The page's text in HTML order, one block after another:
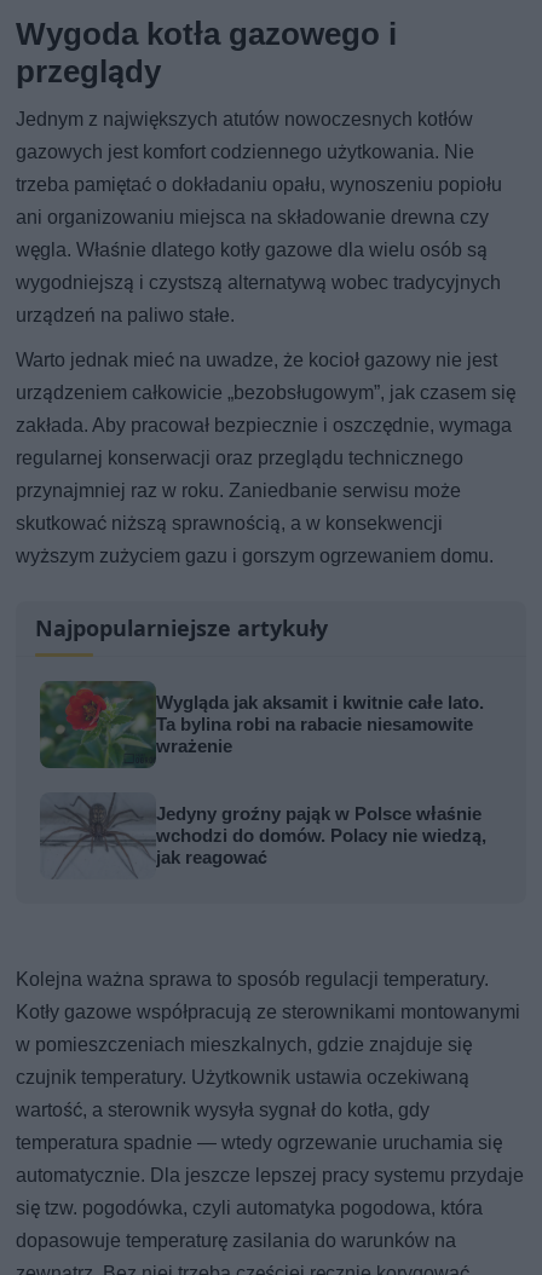
Wygoda kotła gazowego i
przeglądy
Jednym z największych atutów nowoczesnych kotłów
gazowych jest komfort codziennego użytkowania. Nie
trzeba pamiętać o dokładaniu opału, wynoszeniu popiołu
ani organizowaniu miejsca na składowanie drewna czy
węgla. Właśnie dlatego kotły gazowe dla wielu osób są
wygodniejszą i czystszą alternatywą wobec tradycyjnych
urządzeń na paliwo stałe.
Warto jednak mieć na uwadze, że kocioł gazowy nie jest
urządzeniem całkowicie „bezobsługowym”, jak czasem się
zakłada. Aby pracował bezpiecznie i oszczędnie, wymaga
regularnej konserwacji oraz przeglądu technicznego
przynajmniej raz w roku. Zaniedbanie serwisu może
skutkować niższą sprawnością, a w konsekwencji
wyższym zużyciem gazu i gorszym ogrzewaniem domu.
Najpopularniejsze artykuły
Wygląda jak aksamit i kwitnie całe lato.
Ta bylina robi na rabacie niesamowite
wrażenie
Jedyny groźny pająk w Polsce właśnie
wchodzi do domów. Polacy nie wiedzą,
jak reagować
Kolejna ważna sprawa to sposób regulacji temperatury.
Kotły gazowe współpracują ze sterownikami montowanymi
w pomieszczeniach mieszkalnych, gdzie znajduje się
czujnik temperatury. Użytkownik ustawia oczekiwaną
wartość, a sterownik wysyła sygnał do kotła, gdy
temperatura spadnie — wtedy ogrzewanie uruchamia się
automatycznie. Dla jeszcze lepszej pracy systemu przydaje
się tzw. pogodówka, czyli automatyka pogodowa, która
dopasowuje temperaturę zasilania do warunków na